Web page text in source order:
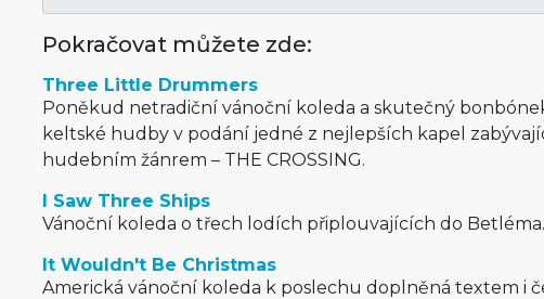
Pokračovat můžete zde:
Three Little Drummers
Poněkud netradiční vánoční koleda a skutečný
keltské hudby v podání jedné z nejlepších kapel
hudebním žánrem – THE CROSSING.
I Saw Three Ships
Vánoční koleda o třech lodích připlouvajících do Betléma.
It Wouldn't Be Christmas
Americká vánoční koleda k poslechu doplněná textem i